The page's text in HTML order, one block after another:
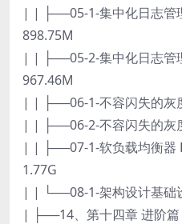
| | ├──05-1-集中化日志管
898.75M
| | ├──05-2-集中化日志管
967.46M
| | ├──06-1-不容闪失的灰
| | ├──06-2-不容闪失的灰
| | ├──07-1-软负载均衡器
1.77G
| | └──08-1-架构设计基础
| ├──14、第十四章 进阶篇